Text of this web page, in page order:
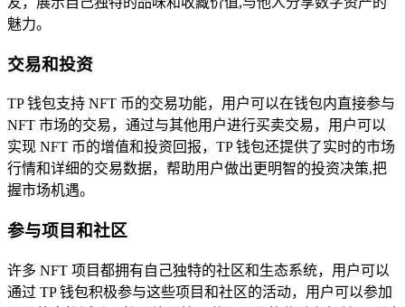
魅力。
交易和投资
TP 钱包支持 NFT 币的交易功能，用户可以在钱包内直接参与
NFT 市场的交易，通过与其他用户进行买卖交易，用户可以
实现 NFT 币的增值和投资回报，TP 钱包还提供了实时的市场
行情和详细的交易数据，帮助用户做出更明智的投资决策,把
握市场机遇。
参与项目和社区
许多 NFT 项目都拥有自己独特的社区和生态系统，用户可以
通过 TP 钱包积极参与这些项目和社区的活动，用户可以参加